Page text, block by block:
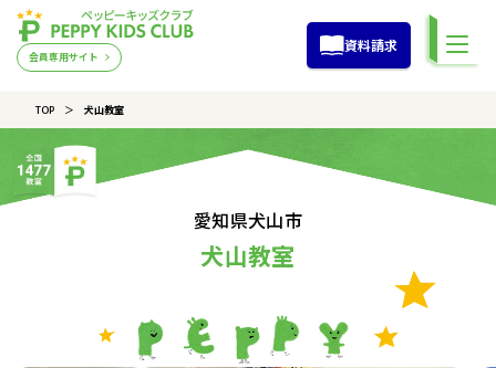
会員専用サイト
資料請求
TOP 犬山教室
愛知県犬山市
犬山教室